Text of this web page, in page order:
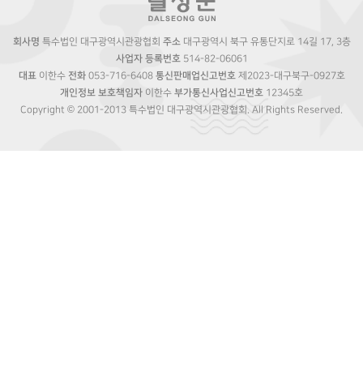
회사명 특수법인 대구광역시관광협회 주소대구광역시 북구 유통단지로 14길 17, 3층
사업자 등록번호514-82-06061
대표이한수 전화053-716-6408 통신판매업신고번호제2023-대구북구-0927호
개인정보 보호책임자 이한수 부가통신사업신고번호 12345호
Copyright © 2001-2013 특수법인 대구광역시관광협회. All Rights Reserved.